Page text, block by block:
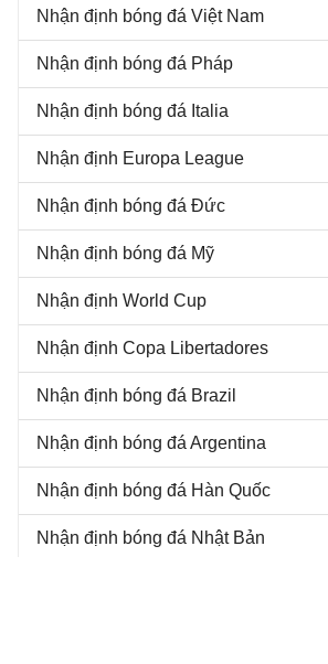
Nhận định bóng đá Việt Nam
Nhận định bóng đá Pháp
Nhận định bóng đá Italia
Nhận định Europa League
Nhận định bóng đá Đức
Nhận định bóng đá Mỹ
Nhận định World Cup
Nhận định Copa Libertadores
Nhận định bóng đá Brazil
Nhận định bóng đá Argentina
Nhận định bóng đá Hàn Quốc
Nhận định bóng đá Nhật Bản